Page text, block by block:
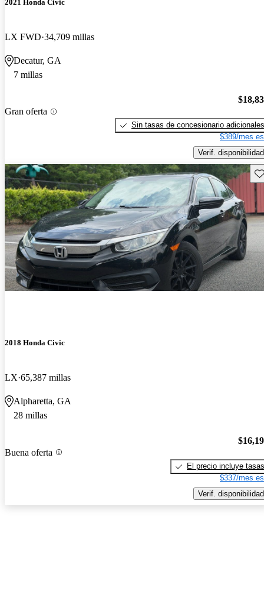
2021 Honda Civic
LX FWD 34,709 millas
Decatur, GA
7 millas
Gran oferta
Sin tasas de concesionario adicionales
$389/mes
Verif. disponibilidad
2018 Honda Civic
LX 65,387 millas
Alpharetta, GA
28 millas
Buena oferta
El precio incluye tasas
$337/mes
Verif. disponibilidad